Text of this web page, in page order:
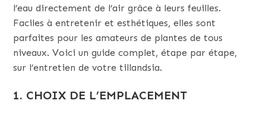
l’eau directement de l’air grâce à leurs feuilles.
Faciles à entretenir et esthétiques, elles sont
parfaites pour les amateurs de plantes de tous
niveaux. Voici un guide complet, étape par étape,
sur l’entretien de votre tillandsia.
1. CHOIX DE L’EMPLACEMENT